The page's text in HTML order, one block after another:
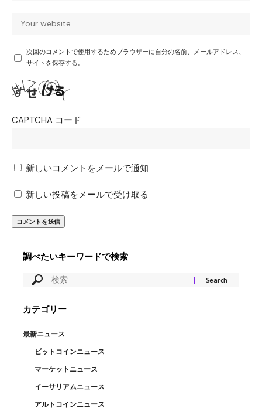
次回のコメントで使用するためブラウザーに自分の名前、メールアドレス、
サイトを保存する。
CAPTCHA コード
新しいコメントをメールで通知
新しい投稿をメールで受け取る
調べたいキーワードで検索
カテゴリー
最新ニュース
ビットコインニュース
マーケットニュース
イーサリアムニュース
アルトコインニュース